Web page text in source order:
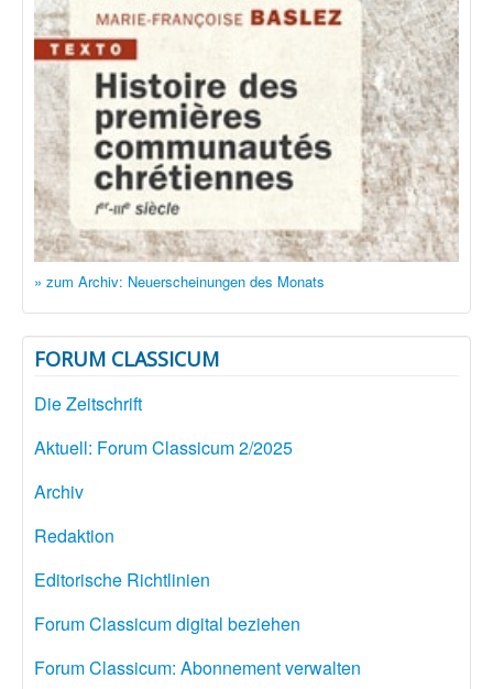
» zum Archiv: Neuerscheinungen des Monats
FORUM CLASSICUM
Die Zeitschrift
Aktuell: Forum Classicum 2/2025
Archiv
Redaktion
Editorische Richtlinien
Forum Classicum digital beziehen
Forum Classicum: Abonnement verwalten